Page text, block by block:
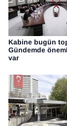
Kabine bugün
Gündemde
var